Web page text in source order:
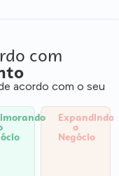
com
acordo com o seu
Expandindo
o
Negócio